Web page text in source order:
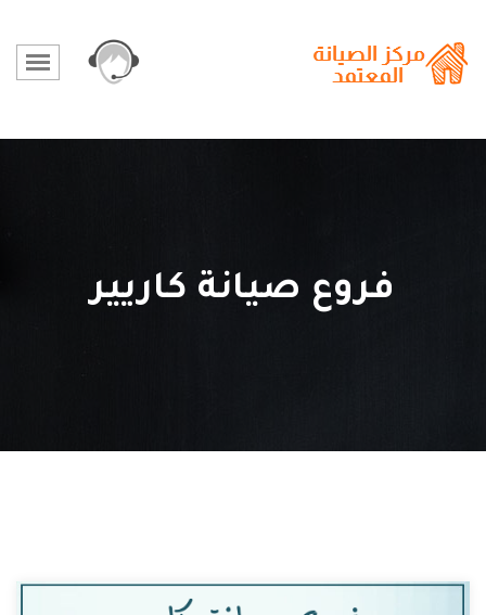
فروع صيانة كاريير